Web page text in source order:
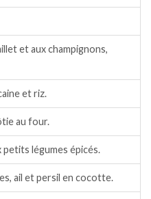
et aux champignons,
et riz.
au four.
légumes épicés.
ail et persil en cocotte.